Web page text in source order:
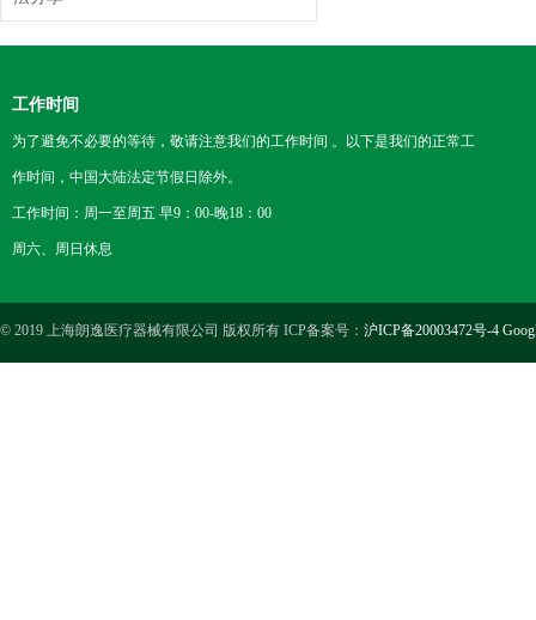
工作时间
为了避免不必要的等待，敬请注意我们的工作时间 。以下是我们的正常工
作时间，中国大陆法定节假日除外。
工作时间：周一至周五 早9：00-晚18：00
周六、周日休息
© 2019 上海朗逸医疗器械有限公司 版权所有 ICP备案号： 沪ICP备20003472号-4